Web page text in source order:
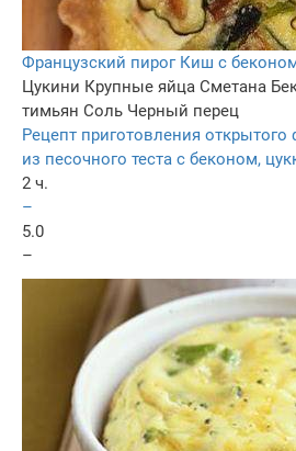
Французский пирог Киш с
Цукини Крупные яйца Сметана
тимьян Соль Черный перец
Рецепт приготовления открытого
из песочного теста с беконом,
2 ч.
–
5.0
–